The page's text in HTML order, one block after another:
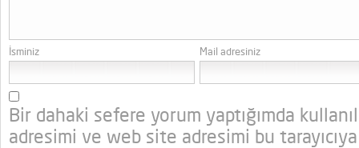
İsminiz Mail adresiniz
Bir dahaki sefere yorum yaptığımda
adresimi ve web site adresimi bu